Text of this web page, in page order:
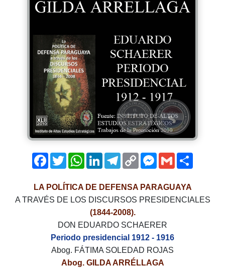
Facebook
TwitterWhatsApp
LinkedInTelegram
Copy
Link
Messenger
Gmail
LA POLÍTICA DE DEFENSA PARAGUAYA
A TRAVÉS DE LOS DISCURSOS PRESIDENCIALES
(1844-2008).
DON EDUARDO SCHAERER
Periodo presidencial 1912 - 1916
Abog. FÁTIMA SOLEDAD ROJAS
Abog. GILDA ARRÉLLAGA